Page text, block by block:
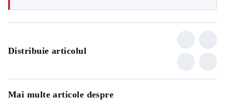
Distribuie articolul
Mai multe articole despre